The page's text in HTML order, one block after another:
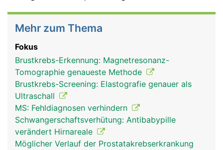
Mehr zum Thema
Fokus
Brustkrebs-Erkennung: Magnetresonanz-
Tomographie genaueste Methode
Brustkrebs-Screening: Elastografie genauer als
Ultraschall
MS: Fehldiagnosen verhindern
Schwangerschaftsverhütung: Antibabypille
verändert Hirnareale
Möglicher Verlauf der Prostatakrebserkrankung